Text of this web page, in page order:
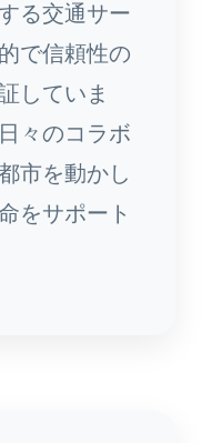
る交通サー
で信頼性の
していま
々のコラボ
市を動かし
をサポート